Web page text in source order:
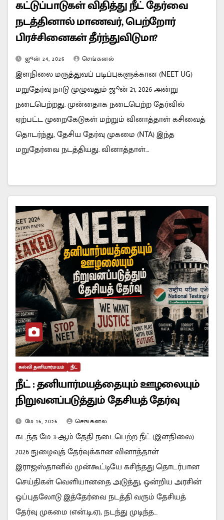
கட்டுப்பாடுகள் விதித்து நீட் தேர்வை
நடத்தினால் மாணவர், பெற்றோர்
பிரச்சினைகள் தீர்ந்துவிடுமா?
ஜூன் 24, 2026 செங்கனல்
இளநிலை மருத்துவப் படிப்புகளுக்கான (NEET UG)
மறுதேர்வு நாடு முழுவதும் ஜூன் 21, 2026 அன்று
நடைபெற்றது. முன்னதாக நடைபெற்ற தேர்வில்
ஏற்பட்ட முறைகேடுகள் மற்றும் வினாத்தாள் கசிவைத்
தொடர்ந்து, தேசிய தேர்வு முகமை (NTA) இந்த
மறுதேர்வை நடத்தியது. வினாத்தாள்…
கல்வி தனியார்மயம் நீட்
நீட் : தனியார்மயத்தையும் ஊழலையும்
நிறுவனப்படுத்தும் தேசியத் தேர்வு
மே 16, 2026 செங்கனல்
கடந்த மே 3-ஆம் தேதி நடைபெற்ற நீட் (இளநிலை)
2026 நுழைவுத் தேர்வுக்கான வினாத்தாள்
இராஜஸ்தானில் முன்கூட்டியே கசிந்தது தொடர்பான
செய்திகள் வெளியானதை அடுத்து, ஒன்றிய அரசின்
ஒப்புதலோடு இத்தேர்வை நடத்தி வரும் தேசியத்
தேர்வு முகமை (என்.டி.ஏ), நடந்து முடிந்த…